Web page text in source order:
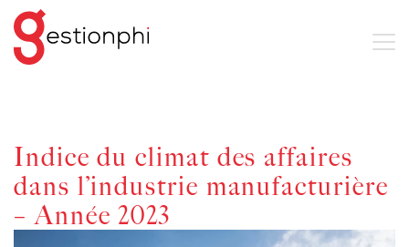
Indice du climat des affaires
dans l’industrie manufacturière
– Année 2023